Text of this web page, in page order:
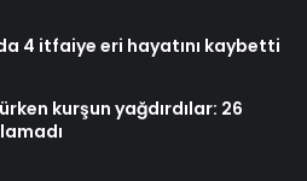
4 itfaiye eri hayatını kaybetti
kurşun yağdırdılar: 26